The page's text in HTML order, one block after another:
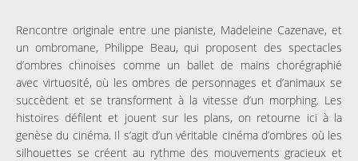
Rencontre originale entre une pianiste, Madeleine Cazenave, et
un ombromane, Philippe Beau, qui proposent des spectacles
d’ombres chinoises comme un ballet de mains chorégraphié
avec virtuosité, où les ombres de personnages et d’animaux se
succèdent et se transforment à la vitesse d’un morphing. Les
histoires défilent et jouent sur les plans, on retourne ici à la
genèse du cinéma. Il s’agit d’un véritable cinéma d’ombres où les
silhouettes se créent au rythme des mouvements gracieux et